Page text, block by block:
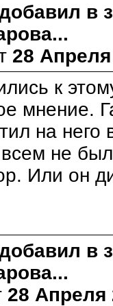
в
28
к
мнение.
на него
не
Или он
в
28 Апреля